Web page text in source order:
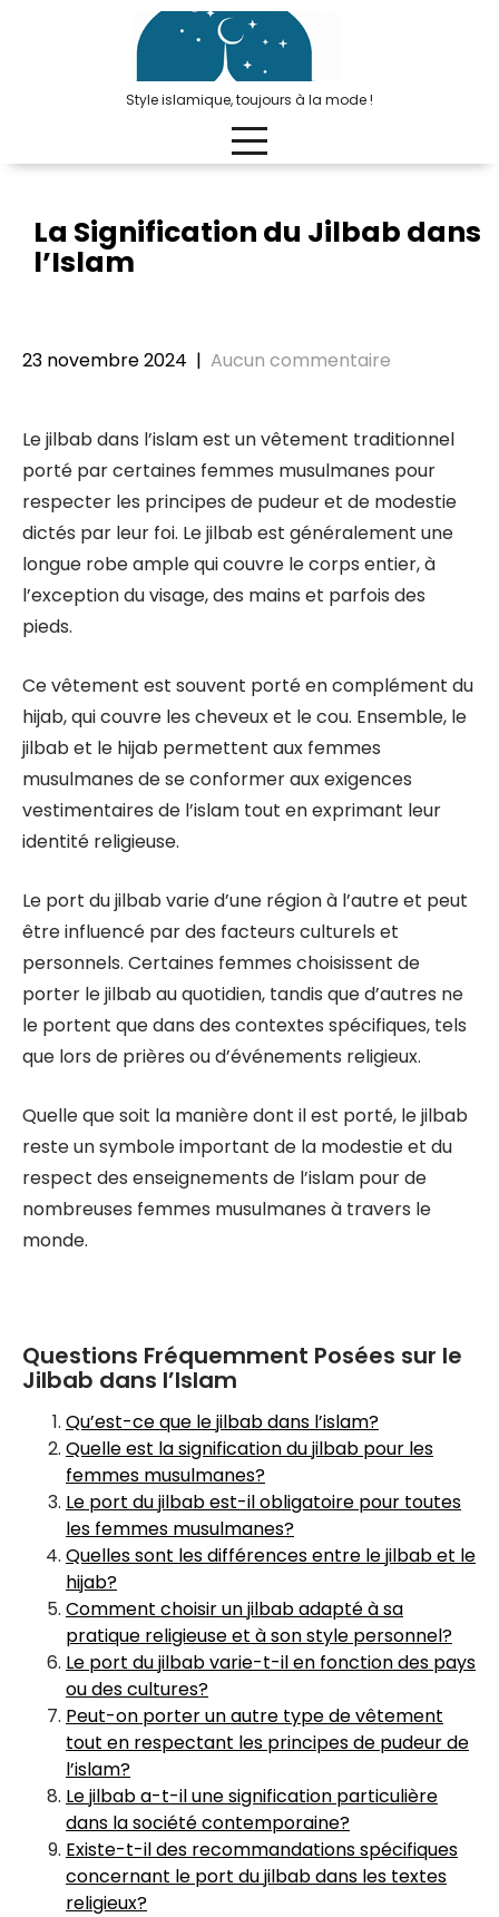
Style islamique, toujours à la mode !
La Signification du Jilbab dans
l’Islam
23 novembre 2024 | Aucun commentaire
Le jilbab dans l’islam est un vêtement traditionnel
porté par certaines femmes musulmanes pour
respecter les principes de pudeur et de modestie
dictés par leur foi. Le jilbab est généralement une
longue robe ample qui couvre le corps entier, à
l’exception du visage, des mains et parfois des
pieds.
Ce vêtement est souvent porté en complément du
hijab, qui couvre les cheveux et le cou. Ensemble, le
jilbab et le hijab permettent aux femmes
musulmanes de se conformer aux exigences
vestimentaires de l’islam tout en exprimant leur
identité religieuse.
Le port du jilbab varie d’une région à l’autre et peut
être influencé par des facteurs culturels et
personnels. Certaines femmes choisissent de
porter le jilbab au quotidien, tandis que d’autres ne
le portent que dans des contextes spécifiques, tels
que lors de prières ou d’événements religieux.
Quelle que soit la manière dont il est porté, le jilbab
reste un symbole important de la modestie et du
respect des enseignements de l’islam pour de
nombreuses femmes musulmanes à travers le
monde.
Questions Fréquemment Posées sur le
Jilbab dans l’Islam
Qu’est-ce que le jilbab dans l’islam?
Quelle est la signification du jilbab pour les
femmes musulmanes?
Le port du jilbab est-il obligatoire pour toutes
les femmes musulmanes?
Quelles sont les différences entre le jilbab et le
hijab?
Comment choisir un jilbab adapté à sa
pratique religieuse et à son style personnel?
Le port du jilbab varie-t-il en fonction des pays
ou des cultures?
Peut-on porter un autre type de vêtement
tout en respectant les principes de pudeur de
l’islam?
Le jilbab a-t-il une signification particulière
dans la société contemporaine?
Existe-t-il des recommandations spécifiques
concernant le port du jilbab dans les textes
religieux?